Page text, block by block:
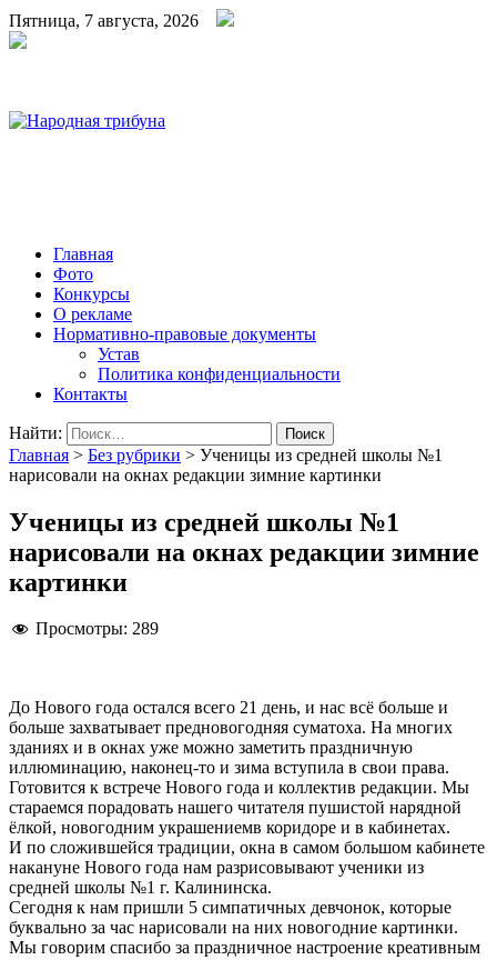
Пятница, 7 августа, 2026
Главная
Фото
Конкурсы
О рекламе
Нормативно-правовые документы
Устав
Политика конфиденциальности
Контакты
Найти:
Главная > Без рубрики > Ученицы из средней школы №1
нарисовали на окнах редакции зимние картинки
Ученицы из средней школы №1
нарисовали на окнах редакции зимние
картинки
Просмотры: 289
До Нового года остался всего 21 день, и нас всё больше и
больше захватывает предновогодняя суматоха. На многих
зданиях и в окнах уже можно заметить праздничную
иллюминацию, наконец-то и зима вступила в свои права.
Готовится к встрече Нового года и коллектив редакции. Мы
стараемся порадовать нашего читателя пушистой нарядной
ёлкой, новогодним украшениемв коридоре и в кабинетах.
И по сложившейся традиции, окна в самом большом кабинете
накануне Нового года нам разрисовывают ученики из
средней школы №1 г. Калининска.
Сегодня к нам пришли 5 симпатичных девчонок, которые
буквально за час нарисовали на них новогодние картинки.
Мы говорим спасибо за праздничное настроение креативным